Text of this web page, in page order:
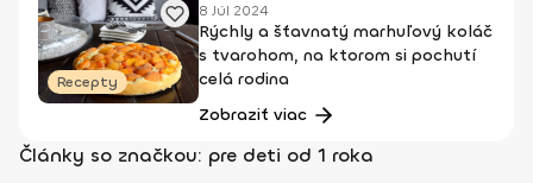
Recepty
8 Júl 2024
Rýchly a šťavnatý marhuľový koláč
s tvarohom, na ktorom si pochutí
celá rodina
Zobraziť viac
Články so značkou: pre deti od 1 roka